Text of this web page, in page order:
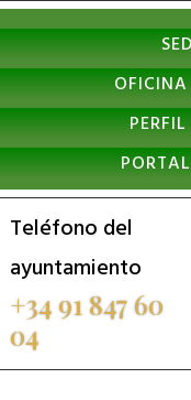
Nota:
este
sitio
web
incluye
un
sistema
de
accesibilidad.
Teléfono del
ayuntamiento
+34 91 847 60
04